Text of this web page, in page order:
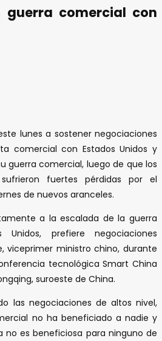
guerra comercial con
lunes a sostener negociaciones
comercial con Estados Unidos y
guerra comercial, luego de que los
fuertes pérdidas por el
de nuevos aranceles.
a la escalada de la guerra
prefiere negociaciones
viceprimer ministro chino, durante
tecnológica Smart China
suroeste de China.
las negociaciones de altos nivel,
no ha beneficiado a nadie y
no es beneficiosa para ninguno de